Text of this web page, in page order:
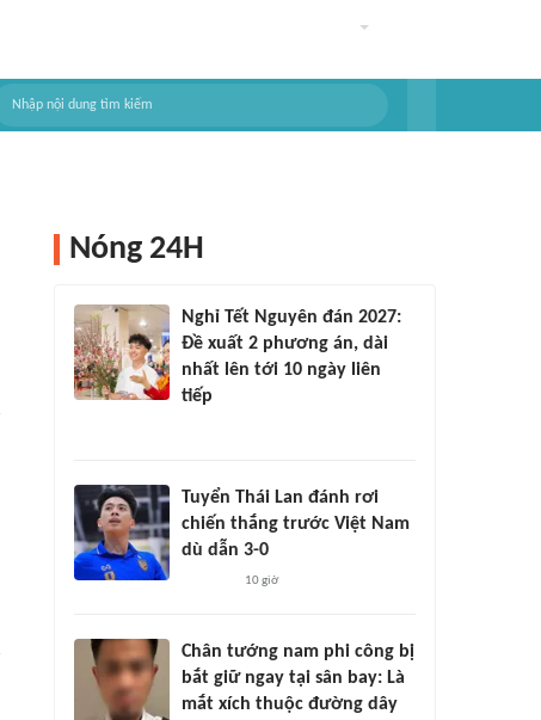
Nóng 24H
Nghỉ Tết Nguyên đán 2027:
Đề xuất 2 phương án, dài
nhất lên tới 10 ngày liên
tiếp
Tuyển Thái Lan đánh rơi
chiến thắng trước Việt Nam
dù dẫn 3-0
10 giờ
Chân tướng nam phi công bị
bắt giữ ngay tại sân bay: Là
mắt xích thuộc đường dây